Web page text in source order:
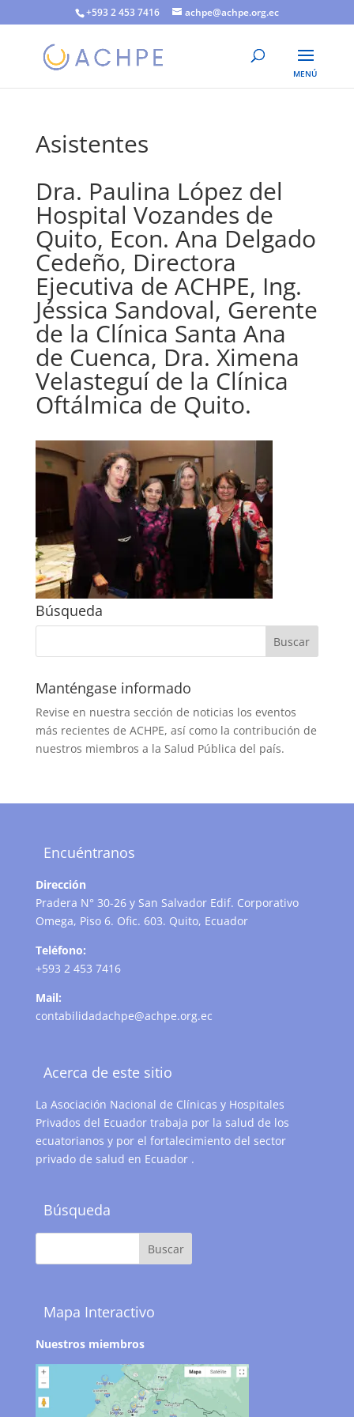
+593 2 453 7416 achpe@achpe.org.ec
Asistentes
Dra. Paulina López del
Hospital Vozandes de
Quito, Econ. Ana Delgado
Cedeño, Directora
Ejecutiva de ACHPE, Ing.
Jéssica Sandoval, Gerente
de la Clínica Santa Ana
de Cuenca, Dra. Ximena
Velasteguí de la Clínica
Oftálmica de Quito.
Búsqueda
Manténgase informado
Revise en nuestra sección de noticias los eventos
más recientes de ACHPE, así como la contribución de
nuestros miembros a la Salud Pública del país.
Encuéntranos
Dirección
Pradera N° 30-26 y San Salvador Edif. Corporativo
Omega, Piso 6. Ofic. 603. Quito, Ecuador
Teléfono:
+593 2 453 7416
Mail:
contabilidadachpe@achpe.org.ec
Acerca de este sitio
La Asociación Nacional de Clínicas y Hospitales
Privados del Ecuador trabaja por la salud de los
ecuatorianos y por el fortalecimiento del sector
privado de salud en Ecuador .
Búsqueda
Mapa Interactivo
Nuestros miembros